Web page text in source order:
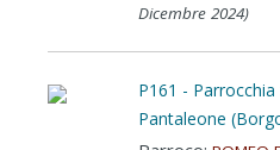
Dicembre 2024)
P161 -
Pantaleone